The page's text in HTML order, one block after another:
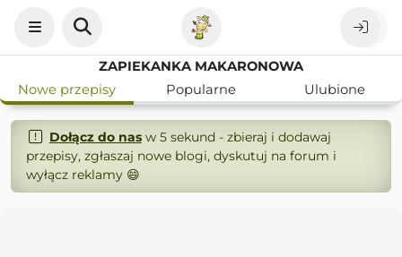
ZAPIEKANKA MAKARONOWA
Nowe przepisy
Popularne Ulubione
Dołącz do nasw 5 sekund - zbieraj i dodawaj
przepisy, zgłaszaj nowe blogi, dyskutuj na forum i
wyłącz reklamy 😄